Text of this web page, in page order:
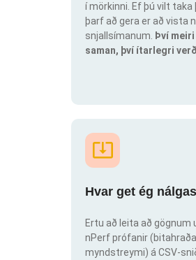
í mörkinni. Ef þú vilt
þarf að gera er að vista
snjallsímanum.
Því
saman, því ítarlegri
Hvar get ég
Ertu að leita að
nPerf prófanir
myndstreymi) á CSV-